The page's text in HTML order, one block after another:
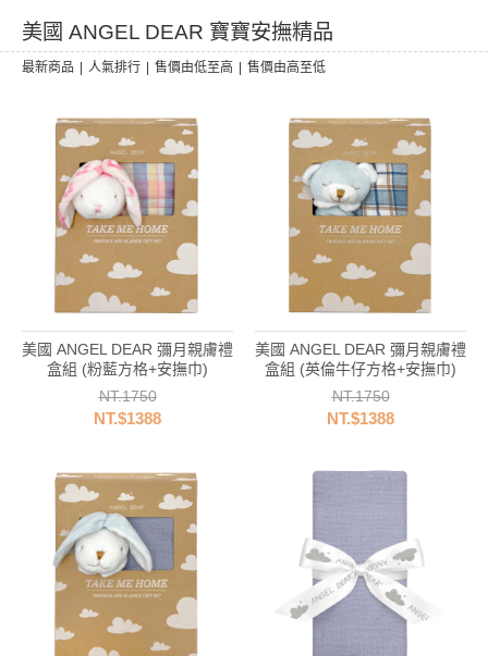
美國 ANGEL DEAR 寶寶安撫精品
最新商品 人氣排行 售價由低至高 售價由高至低
美國 ANGEL DEAR 彌月親膚禮
盒組 (粉藍方格+安撫巾)
NT.1750
NT.$1388
美國 ANGEL DEAR 彌月親膚禮
盒組 (英倫牛仔方格+安撫巾)
NT.1750
NT.$1388